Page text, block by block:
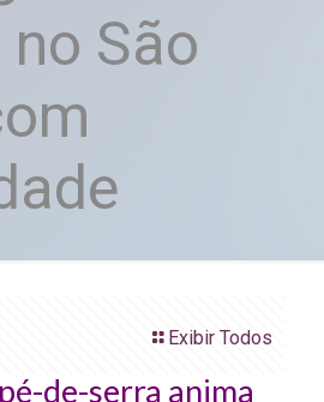
São
Exibir Todos
de-serra anima